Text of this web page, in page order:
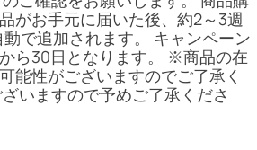
がお手元に届いた後、約2～3週
で追加されます。 キャンペーン
ら30日となります。 ※商品の在
能性がございますのでご了承く
いますので予めご了承くださ